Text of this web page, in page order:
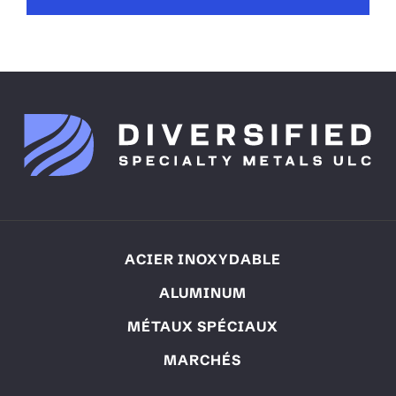
ACIER INOXYDABLE
ALUMINUM
MÉTAUX SPÉCIAUX
MARCHÉS